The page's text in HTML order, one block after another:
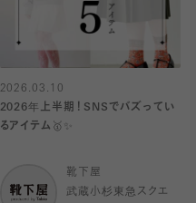
2026.03.10
2026年上半期！SNSでバズってい
るアイテム🥇✨
靴下屋
武蔵小杉東急スクエ